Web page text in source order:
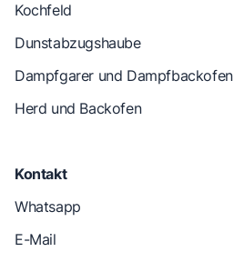
Kochfeld
Dunstabzugshaube
Dampfgarer und Dampfbackofen
Herd und Backofen
Kontakt
Whatsapp
E-Mail